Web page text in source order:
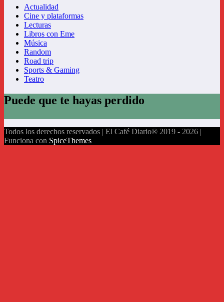
Actualidad
Cine y plataformas
Lecturas
Libros con Eme
Música
Random
Road trip
Sports & Gaming
Teatro
Puede que te hayas perdido
Todos los derechos reservados | El Café Diario® 2019 - 2026 |
Funciona con SpiceThemes